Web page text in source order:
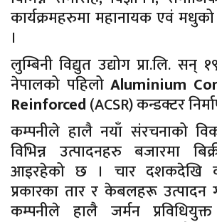
कार्यक्रमहरुमा महानायक एवं
।
लुम्बिनी विद्युत उद्योग प्रा.लि. सन्
नेपालको पहिलो Aluminium
Reinforced(ACSR) कन्डक्टर
कम्पनीले हालै नयाँ संरचनाको
विभिन्न उत्पादनहरु बजारमा
आइरहेको छ । चार दशकदेखि
प्रकारका तार र केबलहरू
कम्पनीले हालै जर्मन